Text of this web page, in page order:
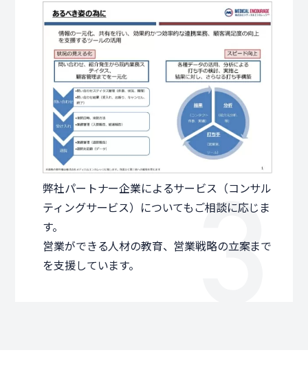
弊社パートナー企業によるサービス（コンサル
ティングサービス）についてもご相談に応じま
す。
営業ができる人材の教育、営業戦略の立案まで
を支援しています。